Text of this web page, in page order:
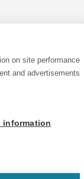
on site performance
and advertisements
information